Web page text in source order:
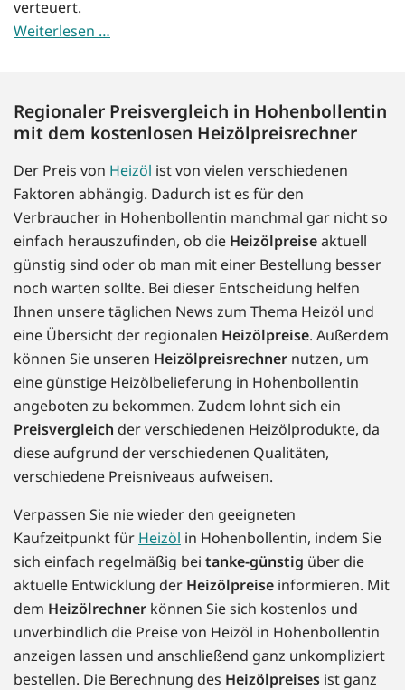
verteuert.
Weiterlesen …
Regionaler Preisvergleich in Hohenbollentin
mit dem kostenlosen Heizölpreisrechner
Der Preis von Heizöl ist von vielen verschiedenen
Faktoren abhängig. Dadurch ist es für den
Verbraucher in Hohenbollentin manchmal gar nicht so
einfach herauszufinden, ob die Heizölpreiseaktuell
günstig sind oder ob man mit einer Bestellung besser
noch warten sollte. Bei dieser Entscheidung helfen
Ihnen unsere täglichen News zum Thema Heizöl und
eine Übersicht der regionalen Heizölpreise. Außerdem
können Sie unseren Heizölpreisrechner nutzen, um
eine günstige Heizölbelieferung in Hohenbollentin
angeboten zu bekommen. Zudem lohnt sich ein
Preisvergleich der verschiedenen Heizölprodukte, da
diese aufgrund der verschiedenen Qualitäten,
verschiedene Preisniveaus aufweisen.
Verpassen Sie nie wieder den geeigneten
Kaufzeitpunkt für Heizöl in Hohenbollentin, indem Sie
sich einfach regelmäßig bei tanke-günstig über die
aktuelle Entwicklung der Heizölpreise informieren. Mit
dem Heizölrechner können Sie sich kostenlos und
unverbindlich die Preise von Heizöl in Hohenbollentin
anzeigen lassen und anschließend ganz unkompliziert
bestellen. Die Berechnung des Heizölpreises ist ganz